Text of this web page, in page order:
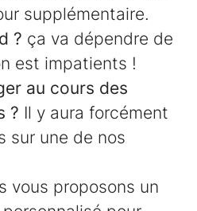
supplémentaire.
? ça va dépendre de
est impatients !
au cours des
? Il y aura forcément
sur une de nos
vous proposons un